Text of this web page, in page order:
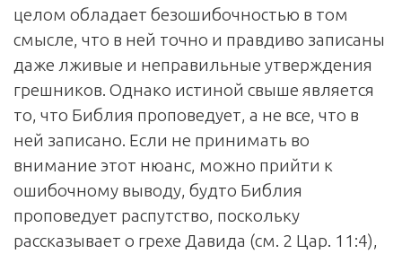
целом обладает безошибочностью в том
смысле, что в ней точно и правдиво записаны
даже лживые и неправильные утверждения
грешников. Однако истиной свыше является
то, что Библия проповедует, а не все, что в
ней записано. Если не принимать во
внимание этот нюанс, можно прийти к
ошибочному выводу, будто Библия
проповедует распутство, поскольку
рассказывает о грехе Давида (см. 2 Цар. 11:4),